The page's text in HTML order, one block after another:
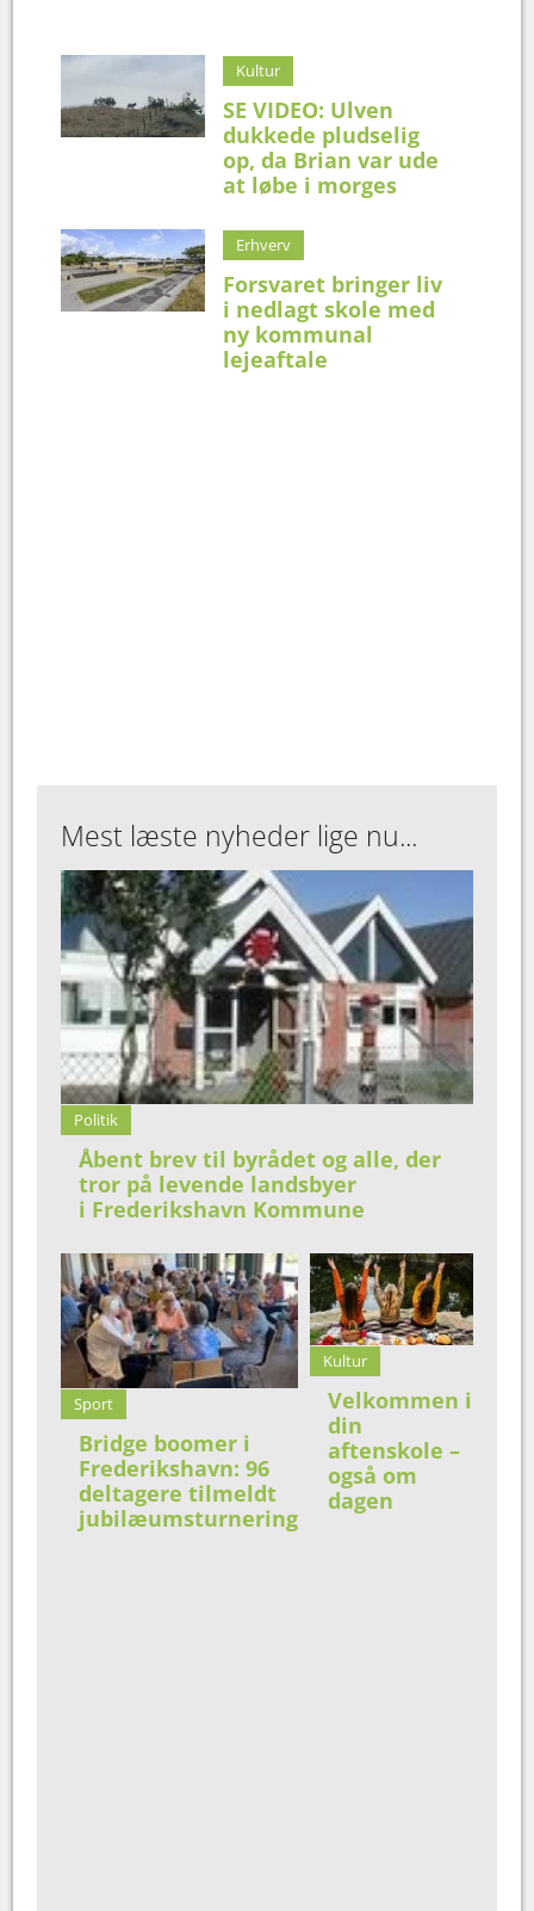
Kultur
SE VIDEO: Ulven
dukkede pludselig
op, da Brian var ude
at løbe i morges
Erhverv
Forsvaret bringer liv
i nedlagt skole med
ny kommunal
lejeaftale
Mest læste nyheder lige nu...
Politik
Åbent brev til byrådet og alle, der
tror på levende landsbyer
i Frederikshavn Kommune
Sport
Bridge boomer i
Frederikshavn: 96
deltagere tilmeldt
jubilæumsturnering
Kultur
Velkommen i
din
aftenskole –
også om
dagen